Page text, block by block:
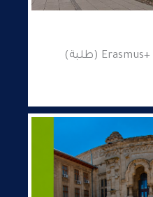
دعوة للترشح لبرنامج Erasmus+ KA171 (طلبة)